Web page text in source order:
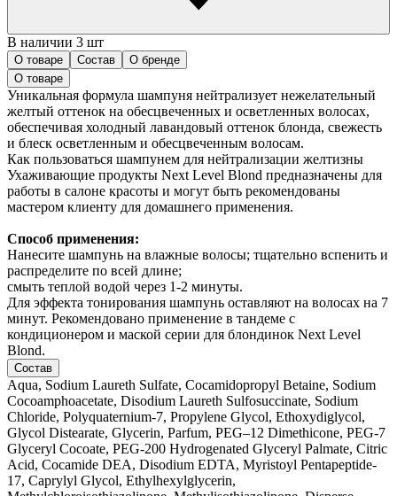
В наличии 3 шт
О товаре Состав
О бренде
О товаре
Уникальная формула шампуня нейтрализует нежелательный
желтый оттенок на обесцвеченных и осветленных волосах,
обеспечивая холодный лавандовый оттенок блонда, свежесть
и блеск осветленным и обесцвеченным волосам.
Как пользоваться шампунем для нейтрализации желтизны
Ухаживающие продукты Next Level Blond предназначены для
работы в салоне красоты и могут быть рекомендованы
мастером клиенту для домашнего применения.
Способ применения:
Нанесите шампунь на влажные волосы; тщательно вспенить и
распределите по всей длине;
смыть теплой водой через 1-2 минуты.
Для эффекта тонирования шампунь оставляют на волосах на 7
минут. Рекомендовано применение в тандеме с
кондиционером и маской серии для блондинок Next Level
Blond.
Состав
Aqua, Sodium Laureth Sulfate, Cocamidopropyl Betaine, Sodium
Cocoamphoacetate, Disodium Laureth Sulfosuccinate, Sodium
Chloride, Polyquaternium-7, Propylene Glycol, Ethoxydiglycol,
Glycol Distearate, Glycerin, Parfum, PEG–12 Dimethicone, PEG-7
Glyceryl Cocoate, PEG-200 Hydrogenated Glyceryl Palmate, Citric
Acid, Cocamide DEA, Disodium EDTA, Myristoyl Pentapeptide-
17, Caprylyl Glycol, Ethylhexylglycerin,